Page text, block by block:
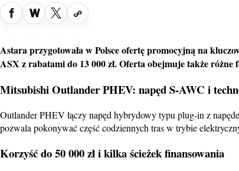
Astara przygotowała w Polsce ofertę promocyjną na
ASX z rabatami do 13 000 zł. Oferta obejmuje także
Mitsubishi OutlanderPHEV: napęd S-AWC i
Outlander PHEV łączy napęd hybrydowy typu plug-in z
pozwala pokonywać część codziennych tras w trybie
Korzyść do 50 000 zł i kilka ścieżek finansowania